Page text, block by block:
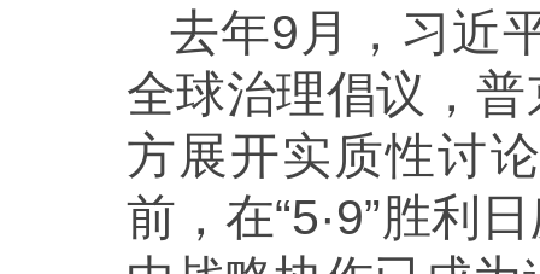
去年9月，习近
全球治理倡议，
方展开实质性讨
前，在“5·9”胜利